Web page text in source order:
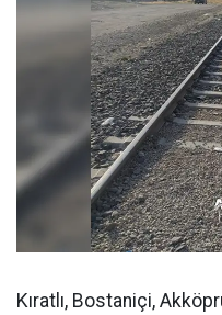
Kıratlı, Bostaniçi,